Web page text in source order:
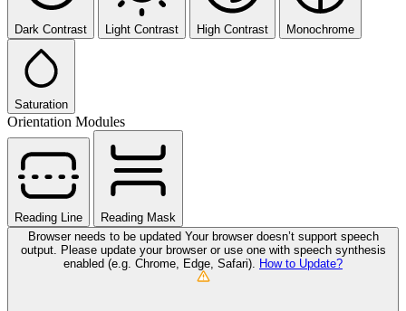
Dark Contrast Light Contrast High Contrast Monochrome
Saturation
Orientation Modules
Reading Line
Reading Mask
Browser needs to be updated Your browser doesn’t support speech
output. Please update your browser or use one with speech synthesis
enabled (e.g. Chrome, Edge, Safari). How to Update?